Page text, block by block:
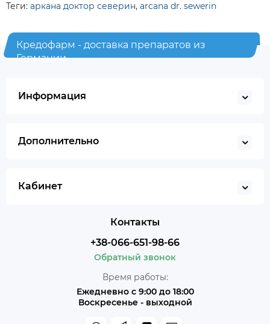
Теги: аркана доктор северин, arcana dr. sewerin
Кредофарм - доставка препаратов из
Германии
Информация
Дополнительно
Кабинет
Контакты
+38-066-651-98-66
Обратный звонок
Время работы:
Ежедневно с 9:00 до 18:00
Воскресенье - выходной